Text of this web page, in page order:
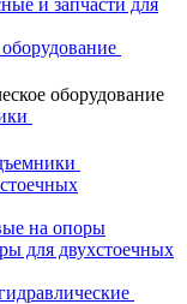
и запчасти для
оборудование
на опоры
для двухстоечных